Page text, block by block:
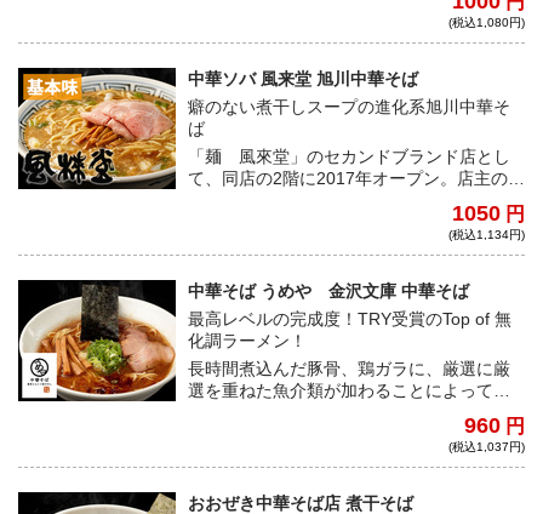
愛される「煮干しそば 白醤油」。パツパ
ツと歯切れのよい自家製麺と、風味豊かな
も、何度も食べたくなる味わいの一杯へと
なる。
(税込1,080円)
中華ソバ 風来堂 旭川中華そば
癖のない煮干しスープの進化系旭川中華そ
ば
「麺 風來堂」のセカンドブランド店とし
て、同店の2階に2017年オープン。店主の修
頂いた創業当時から変わらない「中華そ
ば」と、魚節感を強めた中毒性の高い「旭
1050 円
(税込1,134円)
中華そば うめや 金沢文庫 中華そば
最高レベルの完成度！TRY受賞のTop of 無
化調ラーメン！
長時間煮込んだ豚骨、鶏ガラに、厳選に厳
選を重ねた魚介類が加わることによって三
ストレート麺は時間の経過とともに味が変
化し、最後まで美味しさが止まらない。さ
凝縮された究極のラーメンを御賞味あれ！
960 円
(税込1,037円)
おおぜき中華そば店 煮干そば